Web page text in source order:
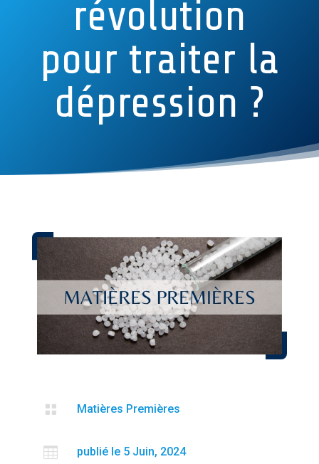
révolution
pour traiter la
dépression ?
 Matières Premières
 publié le 5 Juin, 2024